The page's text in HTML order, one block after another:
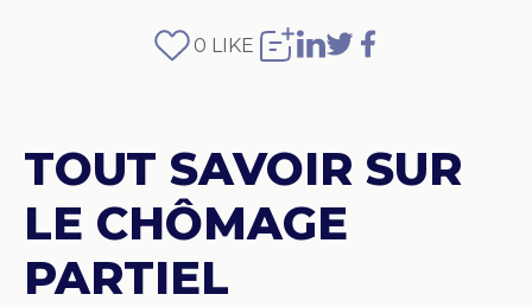
0 LIKE
TOUT SAVOIR SUR
LE CHÔMAGE
PARTIEL